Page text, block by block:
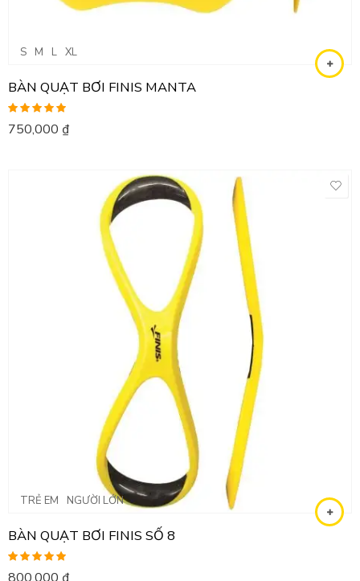
S M L XL
BÀN QUẠT BƠI FINIS MANTA
Được xếp
hạng5.00 5
750,000 ₫
TRẺ EM NGƯỜI LỚN
BÀN QUẠT BƠI FINIS SỐ 8
Được xếp